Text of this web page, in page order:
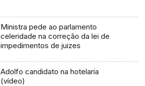
Ministra pede ao parlamento
celeridade na correção da lei de
impedimentos de juizes
Adolfo candidato na hotelaria
(vídeo)